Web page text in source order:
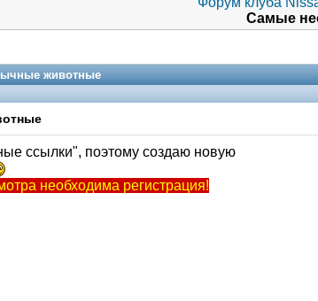
Самые
животные
ссылки", поэтому создаю новую
необходима регистрация!